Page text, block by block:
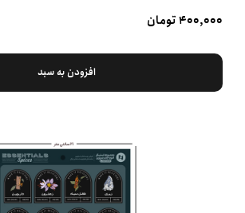
۴۰۰,۰۰۰ تومان
افزودن به سبد